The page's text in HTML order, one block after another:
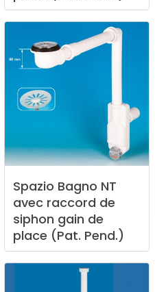
Spazio Bagno NT
avec raccord de
siphon gain de
place (Pat. Pend.)